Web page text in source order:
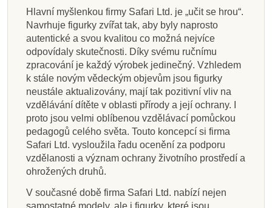
Hlavní myšlenkou firmy Safari Ltd. je „učit se hrou“.
Navrhuje figurky zvířat tak, aby byly naprosto
autentické a svou kvalitou co možná nejvíce
odpovídaly skutečnosti. Díky svému ručnímu
zpracování je každý výrobek jedinečný. Vzhledem
k stále novým vědeckým objevům jsou figurky
neustále aktualizovány, mají tak pozitivní vliv na
vzdělávání dítěte v oblasti přírody a její ochrany. I
proto jsou velmi oblíbenou vzdělávací pomůckou
pedagogů celého světa. Touto koncepcí si firma
Safari Ltd. vysloužila řadu ocenění za podporu
vzdělanosti a význam ochrany životního prostředí a
ohrožených druhů.
V současné době firma Safari Ltd. nabízí nejen
samostatné modely, ale i figurky, které jsou